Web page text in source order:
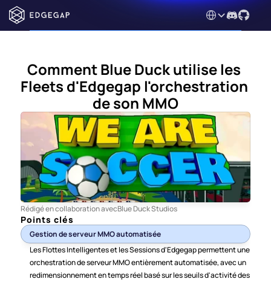
Select Language
Comment Blue Duck utilise les
Fleets d'Edgegap l'orchestration
de son MMO
Rédigé en collaboration avecBlue Duck Studios
Points clés
Gestion de serveur MMO automatisée
Les Flottes Intelligentes et les Sessions d'Edgegap permettent une
orchestration de serveur MMO entièrement automatisée, avec un
redimensionnement en temps réel basé sur les seuils d'activité des